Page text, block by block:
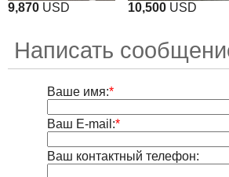
9,870 USD 10,500 USD
Написать
Ваше имя:*
Ваш E-mail:*
Ваш контактный телефон: